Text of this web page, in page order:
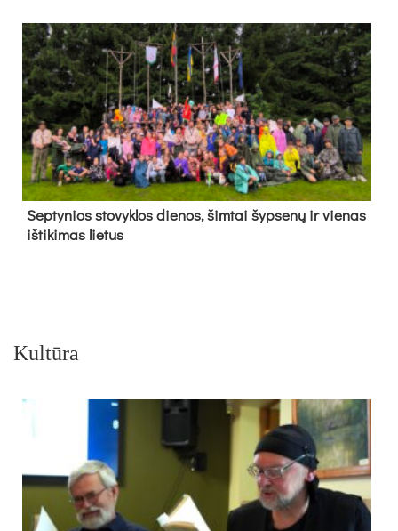
Sep­ty­nios sto­vyk­los die­nos, šim­tai šyp­se­nų ir vie­nas
iš­ti­ki­mas lie­tus
Kultūra